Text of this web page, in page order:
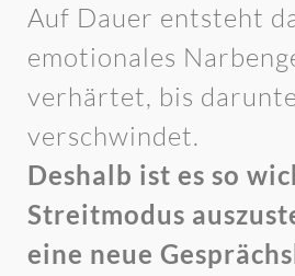
Auf Dauer entsteht
emotionales
verhärtet, bis
verschwindet.
Deshalb ist es so
Streitmodus
eine neue